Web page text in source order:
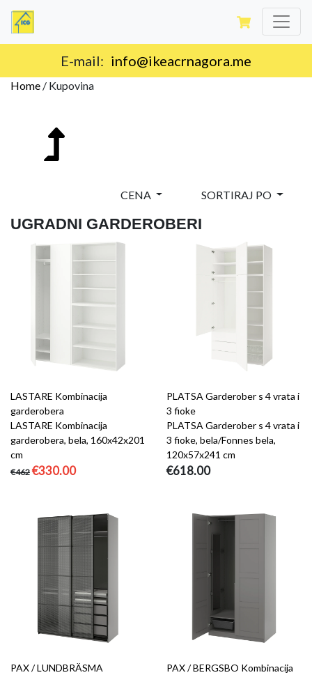
Isporuka na teritoriji Crne Gore.
Home / Kupovina
CENA SORTIRAJ PO
UGRADNI GARDEROBERI
LASTARE Kombinacija
garderobera
LASTARE Kombinacija
garderobera, bela, 160x42x201
cm
€462 €330.00
PLATSA Garderober s 4 vrata i
3 fioke
PLATSA Garderober s 4 vrata i
3 fioke, bela/Fonnes bela,
120x57x241 cm
€618.00
PAX / LUNDBRÄSMA
PAX / BERGSBO Kombinacija